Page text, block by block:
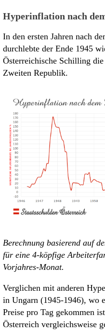
Hyperinflation nach
In den ersten Jahren nach
durchlebte der Ende 1945
Österreichische Schilling
Zweiten Republik.
Berechnung basierend auf
für eine 4-köpfige
Vorjahres-Monat.
Verglichen mit anderen
in Ungarn (1945-1946), wo
Preise pro Tag gekommen
Österreich vergleichsweise